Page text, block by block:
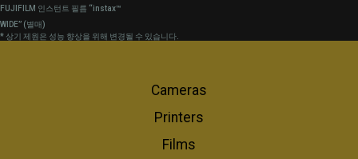
FUJIFILM 인스턴트 필름 “instax™
WIDE” (별매)
* 상기 제원은 성능 향상을 위해 변경될 수 있습니다.
Cameras
Printers
Films